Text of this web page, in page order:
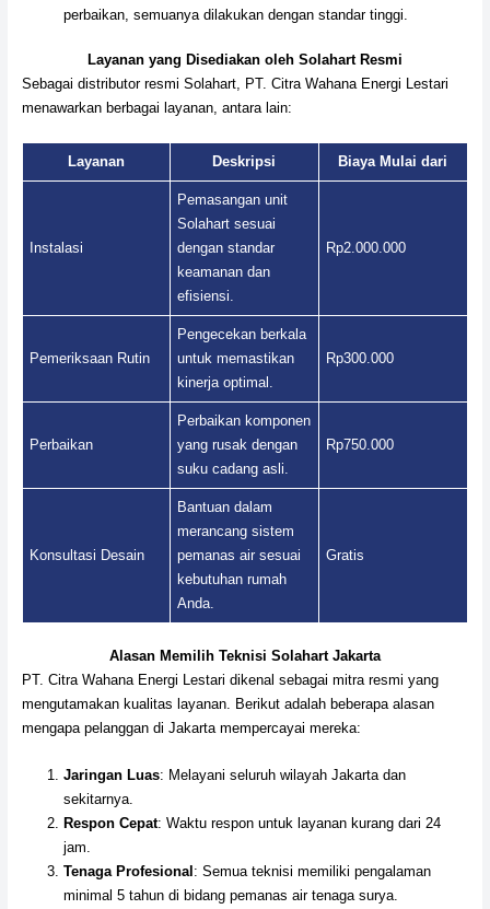
perbaikan, semuanya dilakukan dengan standar tinggi.
Layanan yang Disediakan oleh Solahart Resmi
Sebagai distributor resmi Solahart, PT. Citra Wahana Energi Lestari
menawarkan berbagai layanan, antara lain:
Layanan Deskripsi Biaya Mulai dari
Instalasi
Pemasangan unit
Solahart sesuai
dengan standar
keamanan dan
efisiensi.
Rp2.000.000
Pemeriksaan Rutin
Pengecekan berkala
untuk memastikan
kinerja optimal.
Rp300.000
Perbaikan
Perbaikan komponen
yang rusak dengan
suku cadang asli.
Rp750.000
Konsultasi Desain
Bantuan dalam
merancang sistem
pemanas air sesuai
kebutuhan rumah
Anda.
Gratis
Alasan Memilih Teknisi Solahart Jakarta
PT. Citra Wahana Energi Lestari dikenal sebagai mitra resmi yang
mengutamakan kualitas layanan. Berikut adalah beberapa alasan
mengapa pelanggan di Jakarta mempercayai mereka:
Jaringan Luas: Melayani seluruh wilayah Jakarta dan
sekitarnya.
Respon Cepat: Waktu respon untuk layanan kurang dari 24
jam.
Tenaga Profesional: Semua teknisi memiliki pengalaman
minimal 5 tahun di bidang pemanas air tenaga surya.